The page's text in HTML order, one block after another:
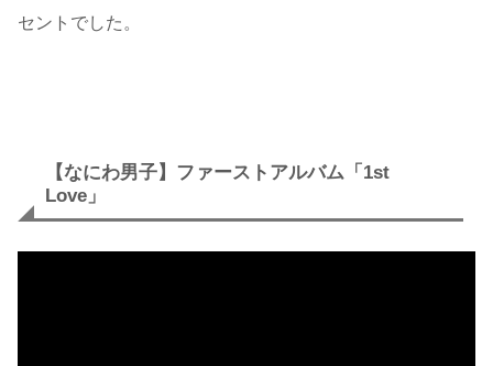
セントでした。
【なにわ男子】ファーストアルバム「1st
Love」